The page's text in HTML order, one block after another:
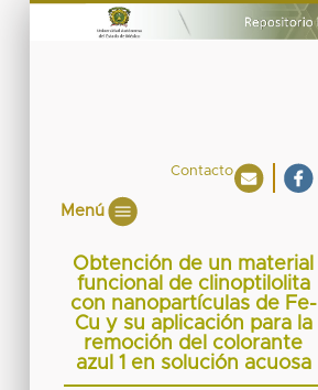
Contacto
Menú
Obtención de un material
funcional de clinoptilolita
con nanopartículas de Fe-
Cu y su aplicación para la
remoción del colorante
azul 1 en solución acuosa